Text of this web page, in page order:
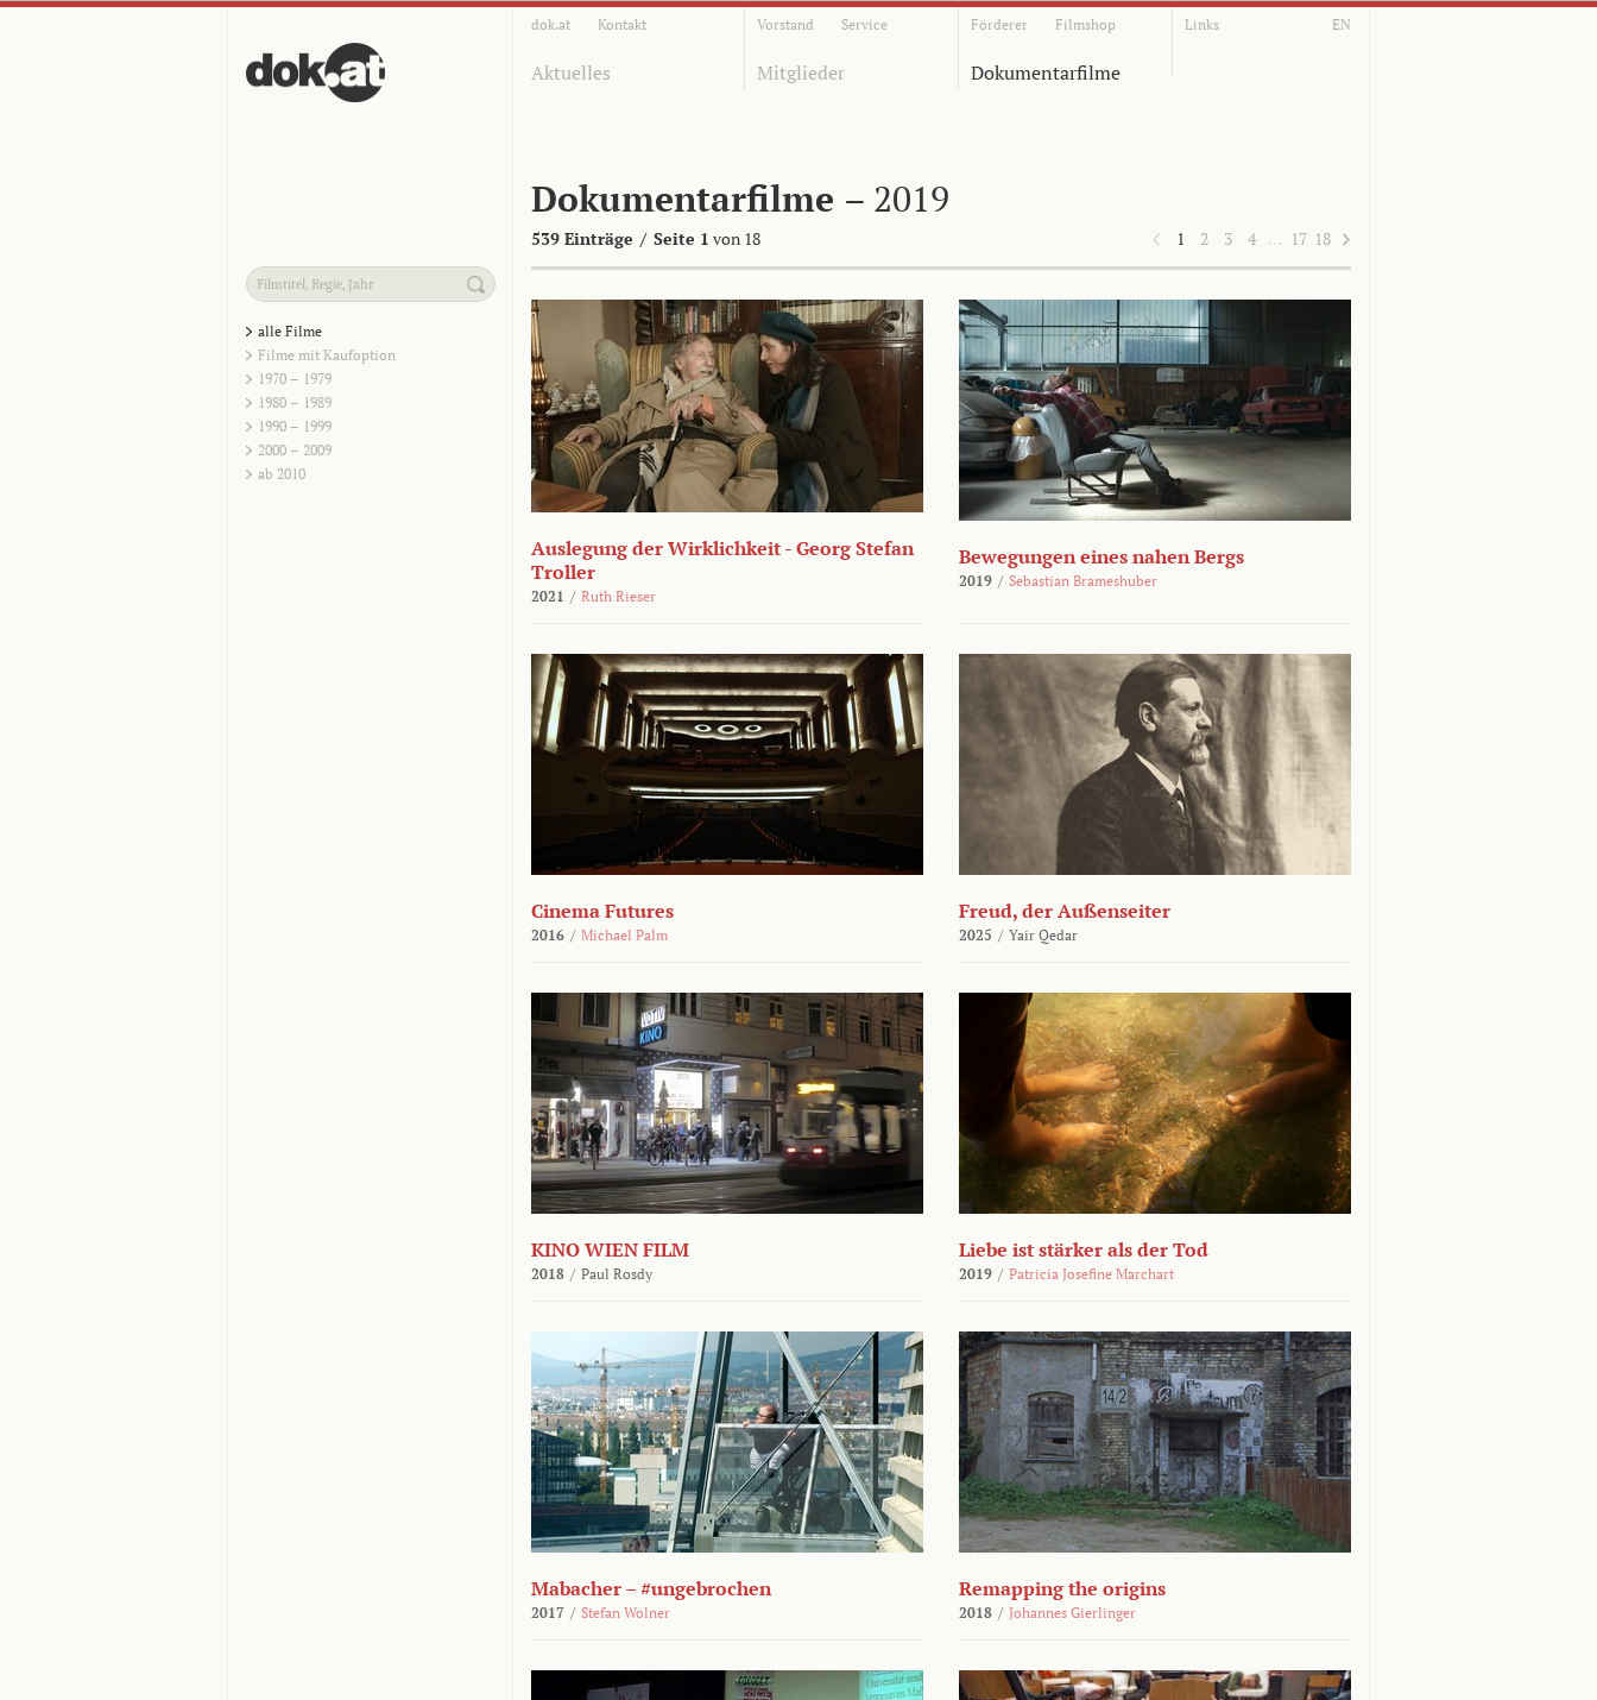
dok.at Kontakt Vorstand Service Förderer Filmshop Links EN
Aktuelles Mitglieder Dokumentarfilme
Dokumentarfilme – 2019
539 Einträge / Seite 1 von 18 1 2 3 4 … 17 18
alle Filme
Filme mit Kaufoption
1970 – 1979
1980 – 1989
1990 – 1999
2000 – 2009
ab 2010
Auslegung der Wirklichkeit - Georg Stefan
Troller
2021 / Ruth Rieser
Bewegungen eines nahen Bergs
2019 / Sebastian Brameshuber
Cinema Futures
2016 / Michael Palm
Freud, der Außenseiter
2025 / Yair Qedar
KINO WIEN FILM
2018 / Paul Rosdy
Liebe ist stärker als der Tod
2019 / Patricia Josefine Marchart
Mabacher – #ungebrochen
2017 / Stefan Wolner
Remapping the origins
2018 / Johannes Gierlinger